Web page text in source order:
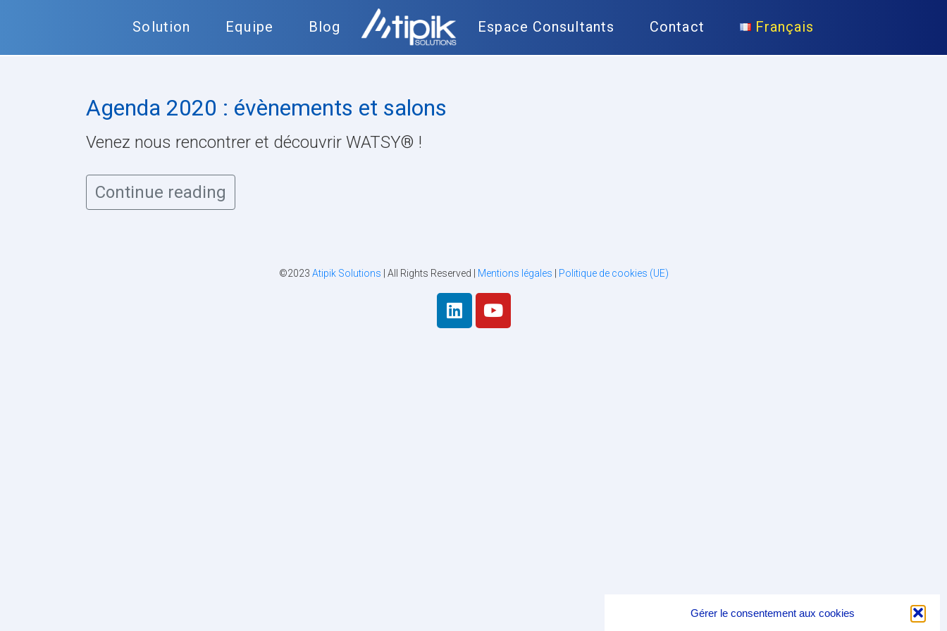
Gérer le consentement aux cookies
Solution Equipe Blog Espace Consultants Contact Français
Agenda 2020 : évènements et salons
Venez nous rencontrer et découvrir WATSY® !
Continue reading
©2023 Atipik Solutions | All Rights Reserved | Mentions légales | Politique de cookies (UE)